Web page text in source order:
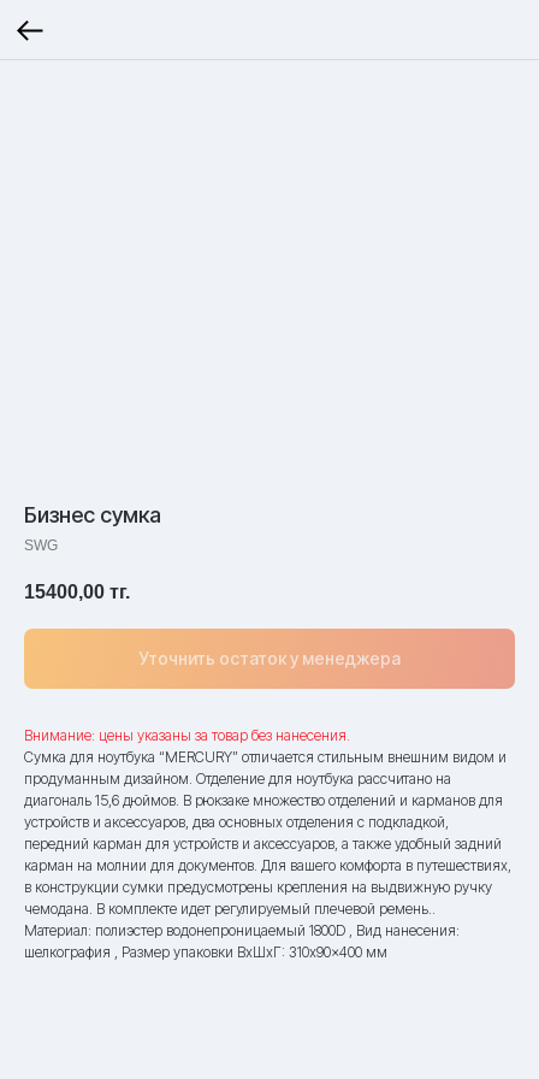
Бизнес сумка
SWG
15400,00 тг.
Уточнить остаток у менеджера
Внимание: цены указаны за товар без нанесения.
Сумка для ноутбука “MERCURY” отличается стильным внешним видом и
продуманным дизайном. Отделение для ноутбука рассчитано на
диагональ 15,6 дюймов. В рюкзаке множество отделений и карманов для
устройств и аксессуаров, два основных отделения с подкладкой,
передний карман для устройств и аксессуаров, а также удобный задний
карман на молнии для документов. Для вашего комфорта в путешествиях,
в конструкции сумки предусмотрены крепления на выдвижную ручку
чемодана. В комплекте идет регулируемый плечевой ремень..
Материал: полиэстер водонепроницаемый 1800D , Вид нанесения:
шелкография , Размер упаковки ВxШxГ: 310x90x400 мм